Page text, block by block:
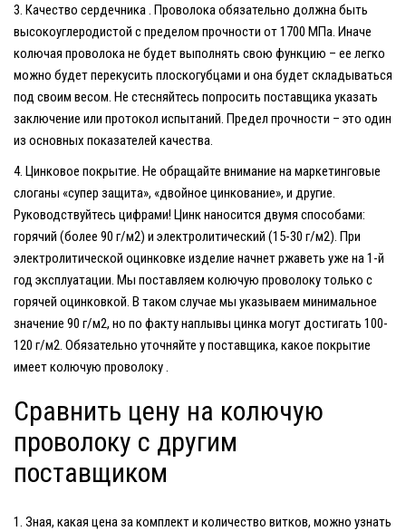
Качество сердечника . Проволока обязательно должна быть
высокоуглеродистой с пределом прочности от 1700 МПа. Иначе
колючая проволока не будет выполнять свою функцию – ее легко
можно будет перекусить плоскогубцами и она будет складываться
под своим весом. Не стесняйтесь попросить поставщика указать
заключение или протокол испытаний. Предел прочности – это один
из основных показателей качества.
Цинковое покрытие. Не обращайте внимание на маркетинговые
слоганы «супер защита», «двойное цинкование», и другие.
Руководствуйтесь цифрами! Цинк наносится двумя способами:
горячий (более 90 г/м2) и электролитический (15-30 г/м2). При
электролитической оцинковке изделие начнет ржаветь уже на 1-й
год эксплуатации. Мы поставляем колючую проволокутолько с
горячей оцинковкой. В таком случае мы указываем минимальное
значение 90 г/м2, но по факту наплывы цинка могут достигать 100-
120 г/м2. Обязательно уточняйте у поставщика, какое покрытие
имеетколючую проволоку
Сравнить цену на колючую
проволоку с другим
поставщиком
Зная, какая цена за комплект и количество витков, можно узнать